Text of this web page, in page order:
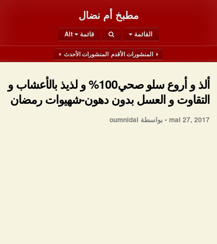
مطبخ أم نضال
القائمة قائمة Alt
المنشورات الأقدم المنشورات الأحدث
ألذ و أروع سلو صحي100% و لذيذ بالأعشاب و
التقاوت و العسل بدون دهون-شهيوات رمضان
mai 27, 2017 • بواسطة oumnidal